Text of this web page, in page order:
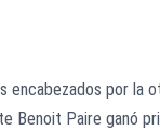
encabezados por la
Benoit Paire ganó